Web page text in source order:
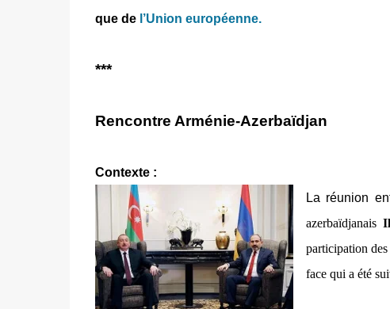
que de l’Union européenne.
***
Rencontre Arménie-Azerbaïdjan
Contexte :
La réunion
azerbaïdjanais
participation
face qui a été